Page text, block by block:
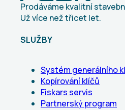
Prodáváme kvalitní
Už více než třicet let.
SLUŽBY
Systém generálního
Kopírování klíčů
Fiskars servis
Partnerský program